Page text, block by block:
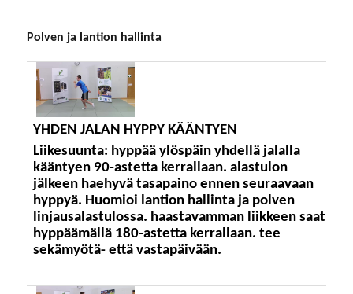
polven ja lantion hallinta
YHDEN JALAN HYPPY KÄÄNTYEN
Liikesuunta: hyppää ylöspäin yhdellä jalalla
kääntyen 90-astetta kerrallaan. alastulon
jälkeen haehyvä tasapaino ennen seuraavaan
hyppyä. Huomioi lantion hallinta ja polven
linjausalastulossa. haastavamman liikkeen saat
hyppäämällä 180-astetta kerrallaan. tee
sekämyötä- että vastapäivään.